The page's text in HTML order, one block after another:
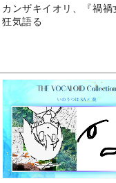
カンザキイオリ、『禍禍
狂気語る